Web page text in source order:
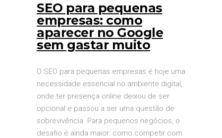
SEO para pequenas
empresas: como
aparecer no Google
sem gastar muito
O SEO para pequenas empresas é hoje uma
necessidade essencial no ambiente digital,
onde ter presença online deixou de ser
opcional e passou a ser uma questão de
sobrevivência. Para pequenos negócios, o
desafio é ainda maior: como competir com